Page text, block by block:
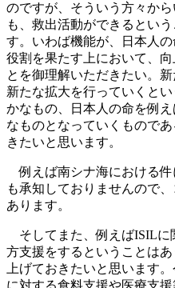
のですが、そういう方々か
も、救出活動ができるとい
す。いわば機能が、日本人
役割を果たす上において、
とを御理解いただきたい。
新たな拡大を行っていくと
かなもの、日本人の命を例
なものとなっていくもので
きたいと思います。
例えば南シナ海における件
も承知しておりませんので
あります。
そしてまた、例えばISILに
方支援をするということは
上げておきたいと思います
に対する食料支援や医療支